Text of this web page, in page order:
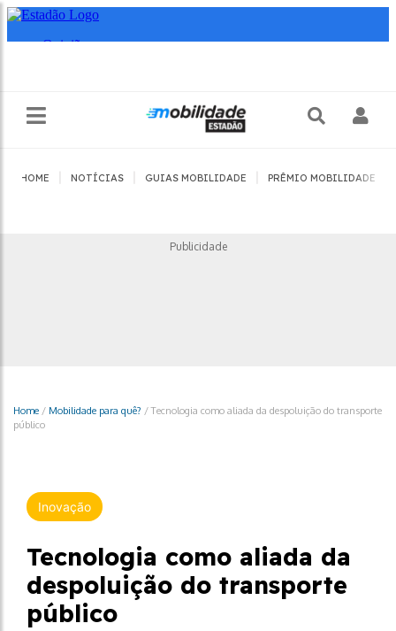
HOME NOTÍCIAS GUIAS MOBILIDADE PRÊMIO MOBILIDADE
Publicidade
Home / Mobilidade para quê? /Tecnologia como aliada da despoluição do transporte
público
Inovação
Tecnologia como aliada da
despoluição do transporte
público